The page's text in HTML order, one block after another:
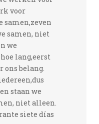
voor
samen,zeven
samen, niet
we
lang,eerst
ons belang.
staan we
niet alleen.
siete días